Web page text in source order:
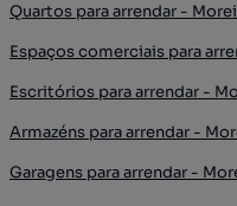
Quartos para arrendar -
Espaços comerciais para
Escritórios para arrendar -
Armazéns para arrendar -
Garagens para arrendar -